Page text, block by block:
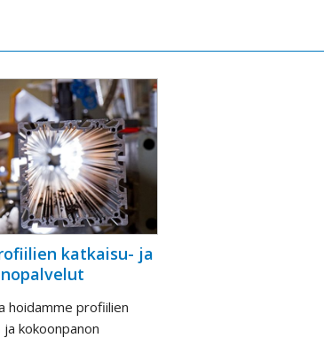
katkaisu- ja
hoidamme profiilien
kokoonpanon